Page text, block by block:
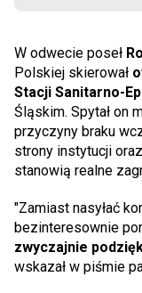
W odwecie poseł
Polskiej skierował
Stacji Sanitarno-
Śląskim. Spytał on
przyczyny braku
strony instytucji
stanowią realne
"Zamiast nasyłać
bezinteresownie
zwyczajnie
wskazał w piśmie